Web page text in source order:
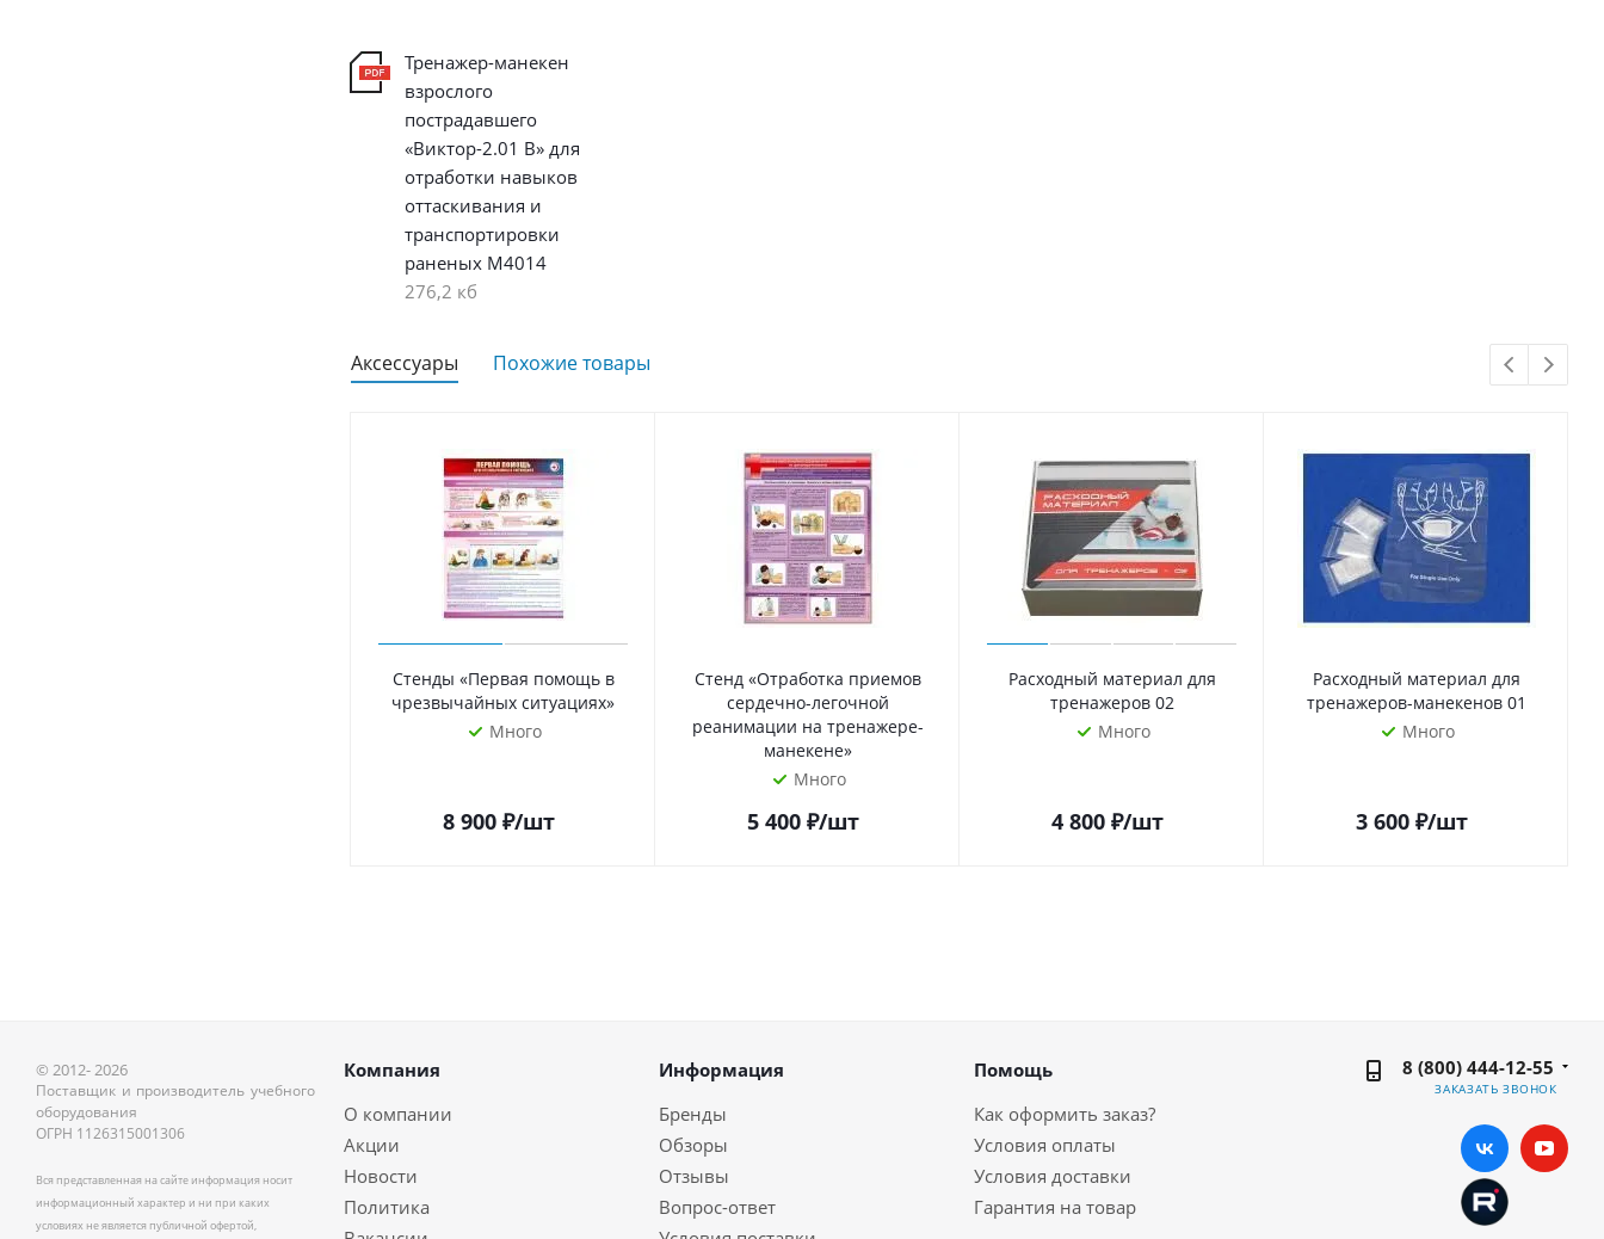
Тренажер-манекен
взрослого
пострадавшего
«Виктор-2.01 В» для
отработки навыков
оттаскивания и
транспортировки
раненых М4014
276,2 кб
Аксессуары Похожие товары
Стенды «Первая помощь в
чрезвычайных ситуациях»
Много
8 900 ₽/шт
Стенд «Отработка приемов
сердечно-легочной
реанимации на тренажере-
манекене»
Много
5 400 ₽/шт
Расходный материал для
тренажеров 02
Много
4 800 ₽/шт
Расходный материал для
тренажеров-манекенов 01
Много
3 600 ₽/шт
© 2012- 2026
Поставщик и производитель учебного
оборудования
ОГРН 1126315001306
Вся представленная на сайте информация носит
информационный характер и ни при каких
условиях не является публичной офертой,
Компания
О компании
Акции
Новости
Политика
Информация
Бренды
Обзоры
Отзывы
Вопрос-ответ
Помощь
Как оформить заказ?
Условия оплаты
Условия доставки
Гарантия на товар
8 (800) 444-12-55
ЗАКАЗАТЬ ЗВОНОК